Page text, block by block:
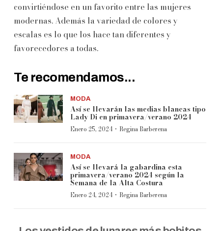
convirtiéndose en un favorito entre las mujeres
modernas. Además la variedad de colores y
escalas es lo que los hace tan diferentes y
favorecedores a todas.
Te recomendamos...
MODA
Así se llevarán las medias blancas tipo
Lady Di en primavera/verano 2024
Enero 25, 2024 · Regina Barberena
MODA
Así se llevará la gabardina esta
primavera/verano 2024 según la
Semana de la Alta Costura
Enero 24, 2024 · Regina Barberena